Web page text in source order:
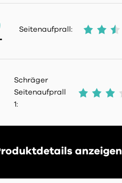
Seitenaufprall:
Schräger
Seitenaufprall
1:
anzeigen